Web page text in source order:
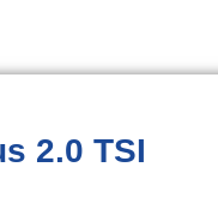
2.0 TSI